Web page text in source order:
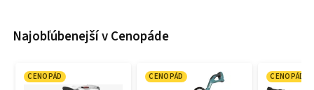
Najobľúbenejší v Cenopáde
CENOPÁD CENOPÁD CENOPÁD